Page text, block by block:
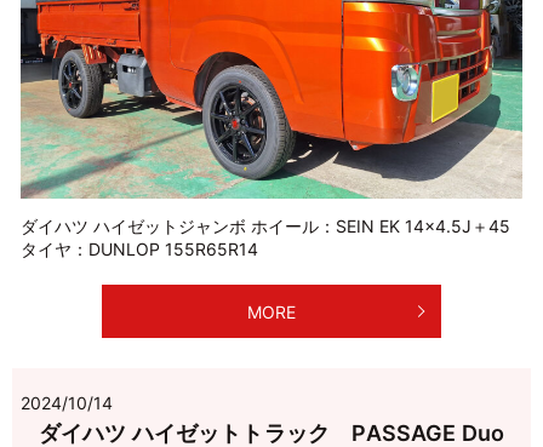
ダイハツ ハイゼットジャンボ ホイール：SEIN EK 14×4.5J＋45
タイヤ：DUNLOP 155R65R14
MORE
2024/10/14
ダイハツ ハイゼットトラック PASSAGE Duo